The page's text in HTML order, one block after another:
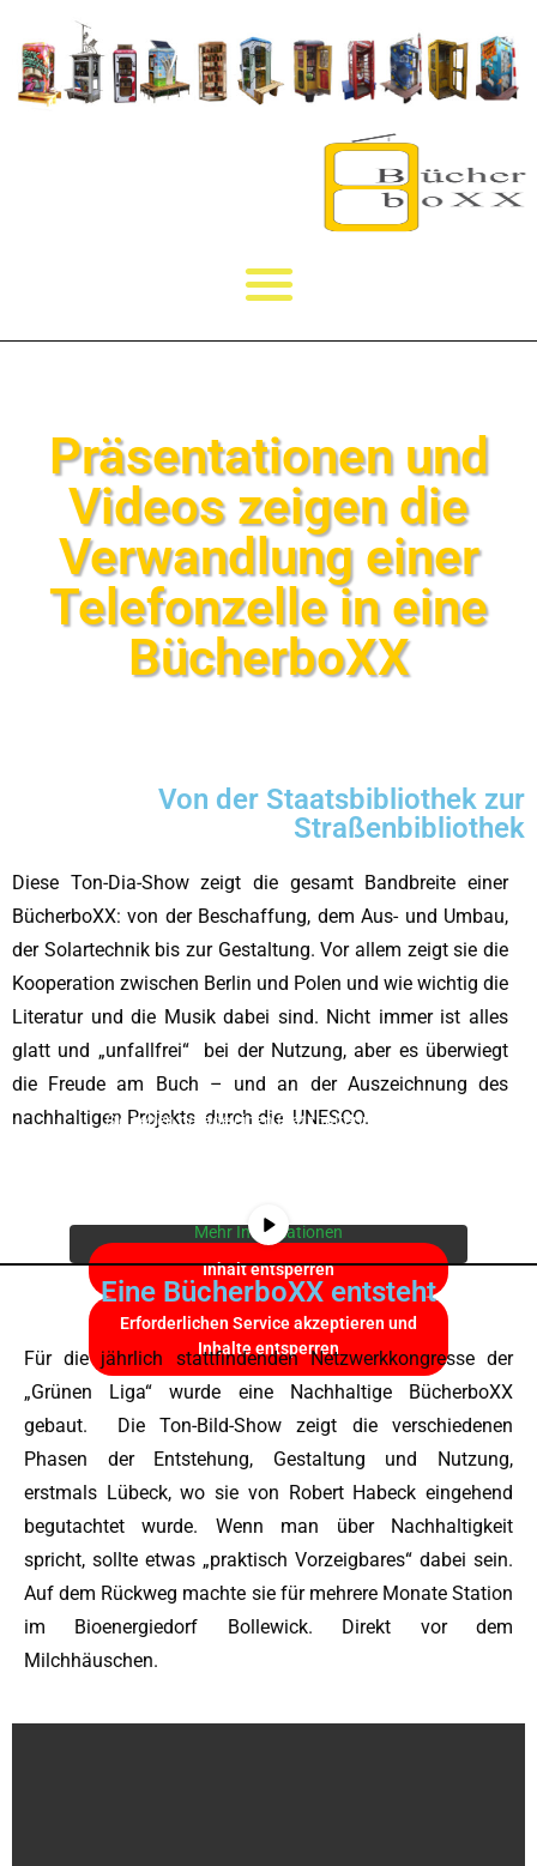
Präsentationen und
Videos zeigen die
Verwandlung einer
Telefonzelle in eine
BücherboXX
Von der Staatsbibliothek zur
Straßenbibliothek
Diese Ton-Dia-Show zeigt die gesamt Bandbreite einer
BücherboXX: von der Beschaffung, dem Aus- und Umbau,
der Solartechnik bis zur Gestaltung. Vor allem zeigt sie die
Kooperation zwischen Berlin und Polen und wie wichtig die
Literatur und die Musik dabei sind. Nicht immer ist alles
glatt und „unfallfrei“ bei der Nutzung, aber es überwiegt
die Freude am Buch – und an der Auszeichnung des
nachhaltigen Projekts durch die UNESCO.
Sie sehen gerade einen Platzhalterinhalt von
Mehr Informationen
Inhalt entsperren
Erforderlichen Service akzeptieren und
Inhalte entsperren
Eine BücherboXX entsteht
Für die jährlich stattfindenden Netzwerkkongresse der
„Grünen Liga“ wurde eine Nachhaltige BücherboXX
gebaut. Die Ton-Bild-Show zeigt die verschiedenen
Phasen der Entstehung, Gestaltung und Nutzung,
erstmals Lübeck, wo sie von Robert Habeck eingehend
begutachtet wurde. Wenn man über Nachhaltigkeit
spricht, sollte etwas „praktisch Vorzeigbares“ dabei sein.
Auf dem Rückweg machte sie für mehrere Monate Station
im Bioenergiedorf Bollewick. Direkt vor dem
Milchhäuschen.